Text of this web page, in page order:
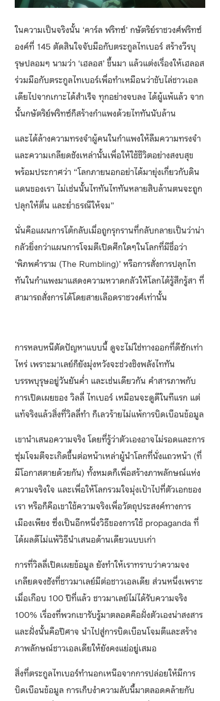
ในความเป็นจริงนั้น ‘คาร์ล ฟริทซ์’ กษัตริย์ราชวงศ์ฟริทซ์
องค์ที่ 145 ตัดสินใจจับมือกับตระกูลไทเบอร์ สร้างวีรบุ
รุษปลอมๆ นามว่า ‘เฮลอส’ ขึ้นมา แล้วแต่งเรื่องให้เฮลอส
ร่วมมือกับตระกูลไทเบอร์เพื่อทำเหมือนว่าขับไล่ชาวเอล
เดียไปจากเกาะได้สำเร็จ ทุกอย่างจบลง ได้ผู้แพ้แล้ว จาก
นั้นกษัตริย์ฟริทซ์ก็สร้างกำแพงด้วยไททันนับล้าน
และได้ล้างความทรงจำผู้คนในกำแพงให้ลืมความทรงจำ
และความเกลียดชังเหล่านั้นเพื่อให้ใช้ชีวิตอย่างสงบสุข
พร้อมประกาศว่า “โลกภายนอกอย่าได้มายุ่งเกี่ยวกับดิน
แดนของเรา ไม่เช่นนั้นไททันไททันหลายสิบล้านตนจะถูก
ปลุกให้ตื่น และย่ำธรณีให้จม”
นั่นคือแผนการโต้กลับเมื่อถูกรุกรานที่กลับกลายเป็นว่าน่า
กลัวยิ่งกว่าแผนการโจมตีเปิดศึกใดๆในโลกที่มีชื่อว่า
‘พิภพคำราม (The Rumbling)’ หรือการสั่งการปลุกไท
ทันในกำแพงมาแสดงความหวาดกลัวให้โลกได้รู้สึกรู้สา ที่
สามารถสั่งการได้โดยสายเลือดราชวงศ์เท่านั้น
การหลบหนีตัดปัญหาแบบนี้ ดูจะไม่ใช่ทางออกที่ดีซักเท่า
ไหร่ เพราะมาเลย์ก็ยังมุ่งหวังจะช่วงชิงพลังไททัน
บรรพบุรุษอยู่วันยันค่ำ และเช่นเดียวกัน คำสารภาพกับ
การเปิดเผยของ วิลลี่ ไทเบอร์ เหมือนจะดูดีในทีแรก แต่
แท้จริงแล้วสิ่งที่วิลลี่ทำ ก็เลวร้ายไม่แพ้การบิดเบือนข้อมูล
เขานำเสนอความจริง โดยที่รู้ว่าตัวเองอาจไม่รอดและการ
ซุ่มโจมตีจะเกิดขึ้นต่อหน้าเหล่าผู้นำโลกที่นั่งแถวหน้า (ที่
มีโอกาสตายด้วยกัน) ทั้งหมดก็เพื่อสร้างภาพลักษณ์แห่ง
ความจริงใจ และเพื่อให้โลกรวมใจมุ่งเป้าไปที่ตัวเอกของ
เรา หรือก็คือเขาใช้ความจริงเพื่อวัตถุประสงค์ทางการ
เมืองเพียง ซึ่งเป็นอีกหนึ่งวิธีของการใช้ propaganda ที่
ได้ผลดีไม่แพ้วิธีนำเสนอด้านเดียวแบบเก่า
การที่วิลลี่เปิดเผยข้อมูล ยังทำให้เราทราบว่าความจง
เกลียดจงชังที่ชาวมาเลย์มีต่อชาวเอลเดีย ส่วนหนึ่งเพราะ
เมื่อเกือบ 100 ปีที่แล้ว ชาวมาเลย์ไม่ได้รับความจริง
100% เรื่องที่พวกเขารับรู้มาตลอดคือฝั่งตัวเองน่าสงสาร
และฝั่งนั้นคือปีศาจ นำไปสู่การบิดเบือนโจมตีและสร้าง
ภาพลักษณ์ชาวเอลเดียให้ยังคงแย่อยู่เสมอ
สิ่งที่ตระกูลไทเบอร์ทำนอกเหนือจากการปล่อยให้มีการ
บิดเบือนข้อมูล การเก็บงำความลับนี้มาตลอดคล้ายกับ